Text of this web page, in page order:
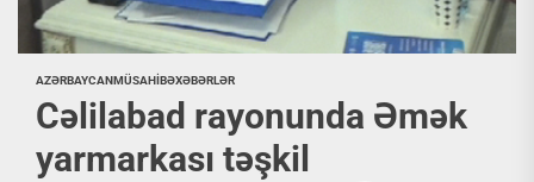
AZƏRBAYCANMÜSAHİBƏXƏBƏRLƏR
Cəlilabad rayonunda Əmək
yarmarkası təşkil